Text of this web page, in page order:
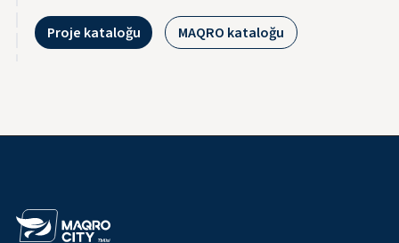
Proje kataloğu MAQRO kataloğu